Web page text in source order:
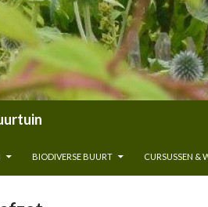
BIODIVERSE BUURT CURSUSSEN &